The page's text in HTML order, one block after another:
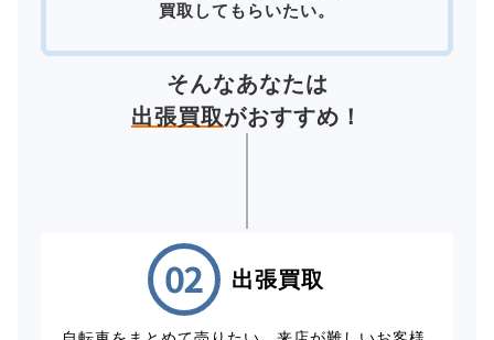
買取してもらいたい。
そんなあなたは
出張買取がおすすめ！
出張買取